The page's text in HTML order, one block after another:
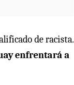
de racista.
enfrentará a